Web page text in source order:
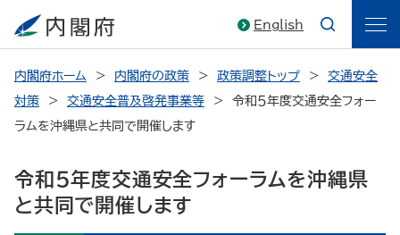
English
内閣府ホーム 内閣府の政策 政策調整トップ
交通安全
対策
交通安全普及啓発事業等
令和５年度交通安全フォー
ラムを沖縄県と共同で開催します
令和５年度交通安全フォーラムを沖縄県
と共同で開催します